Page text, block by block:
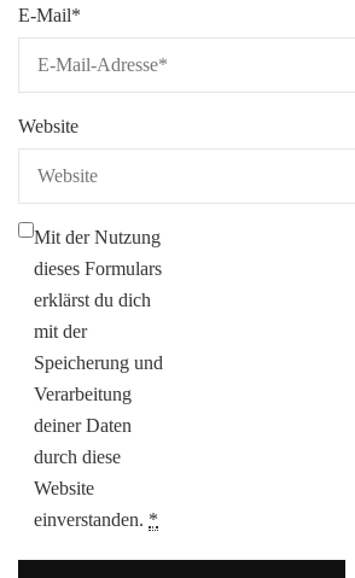
E-Mail*
Website
Mit der Nutzung
dieses Formulars
erklärst du dich
mit der
Speicherung und
Verarbeitung
deiner Daten
durch diese
Website
einverstanden. *